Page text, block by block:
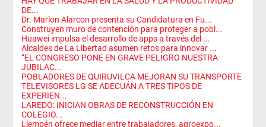
DE...
Dr. Marlon Alarcon presenta su Candidatura en Fu...
Construyen muro de contención para proteger a pobl...
Huawei impulsa el desarrollo de apps a través del ...
Alcaldes de La Libertad asumen retos para innovar ...
“EL CONGRESO PONE EN GRAVE PELIGRO NUESTRA
JUBILAC...
POBLADORES DE QUIRUVILCA MEJORAN SU TRANSPORTE
TELEVISORES LG SE ADECUÁN A TRES TIPOS DE
EXPERIEN...
LAREDO: INICIAN OBRAS DE RECONSTRUCCIÓN EN
COLEGIO...
Llempén ofrece mediar entre trabajadores, agroexpo...